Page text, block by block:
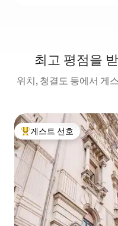
최고 평점을
위치, 청결도 등에서 게
상위 게스트 선호
게스트 선호